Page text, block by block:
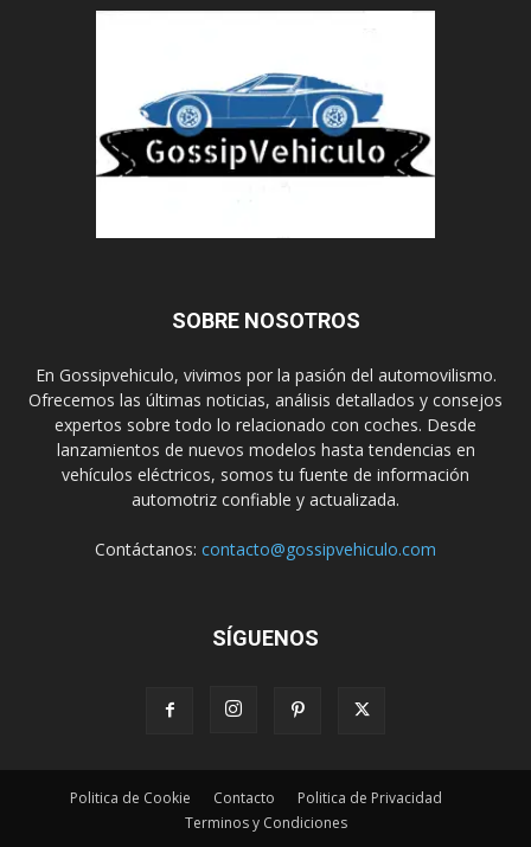
SOBRE NOSOTROS
En Gossipvehiculo, vivimos por la pasión del automovilismo.
Ofrecemos las últimas noticias, análisis detallados y consejos
expertos sobre todo lo relacionado con coches. Desde
lanzamientos de nuevos modelos hasta tendencias en
vehículos eléctricos, somos tu fuente de información
automotriz confiable y actualizada.
Contáctanos: contacto@gossipvehiculo.com
SÍGUENOS
Politica de Cookie Contacto
Politica de Privacidad
Terminos y Condiciones